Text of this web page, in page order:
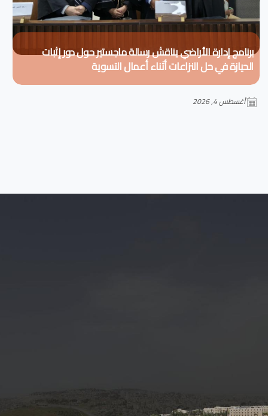
برنامج إدارة الأراضي يناقش رسالة ماجستير حول دور إثبات
الحيازة في حل النزاعات أثناء أعمال التسوية
أغسطس 4, 2026